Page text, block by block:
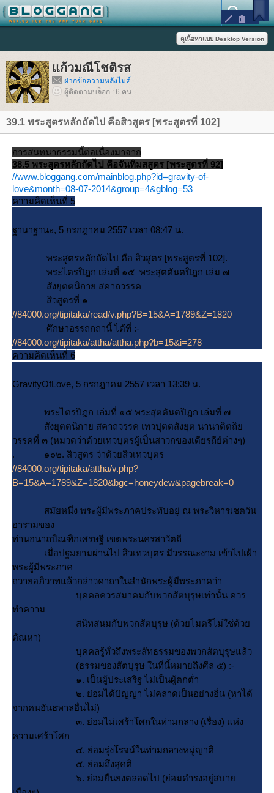
ก้วมณีโชติรส
ฝากข้อความหลังไมค์
ผู้ติดตามบล็อก : 6 คน
39.1 พระสูตรหลักถัดไป คือสิวสูตร [พระสูตรที่ 102]
การสนทนาธรรมนี้ต่อเนื่องมาจาก
38.5 พระสูตรหลักถัดไป คือจันทิมสสูตร [พระสูตรที่ 92]
//www.bloggang.com/mainblog.php?id=gravity-of-
love&month=08-07-2014&group=4&gblog=53
ความคิดเห็นที่ 5
ฐานาฐานะ, 5 กรกฎาคม 2557 เวลา 08:47 น.
พระสูตรหลักถัดไป คือ สิวสูตร [พระสูตรที่ 102].
พระไตรปิฎก เล่มที่ ๑๕ พระสุตตันตปิฎก เล่ม ๗
สังยุตตนิกาย สคาถวรรค
สิวสูตรที่ ๑
//84000.org/tipitaka/read/v.php?B=15&A=1789&Z=1820
ศึกษาอรรถกถานี้ ได้ที่ :-
//84000.org/tipitaka/attha/attha.php?b=15&i=278
ความคิดเห็นที่ 6
GravityOfLove, 5 กรกฎาคม 2557 เวลา 13:39 น.
พระไตรปิฎก เล่มที่ ๑๕ พระสุตตันตปิฎก เล่มที่ ๗
สังยุตตนิกาย สคาถวรรค เทวปุตตสังยุต นานาติตถิ
วรรคที่ ๓ (หมวดว่าด้วยเทวบุตรผู้เป็นสาวกของเดียรถีย์ต่างๆ)
. ๑๐๒. สิวสูตร ว่าด้วยสิวเทวบุตร
//84000.org/tipitaka/attha/v.php?
B=15&A=1789&Z=1820&bgc=honeydew&pagebreak=0
สมัยหนึ่ง พระผู้มีพระภาคประทับอยู่ ณ พระวิหารเชตวัน
อารามของ
ท่านอนาถบิณฑิกเศรษฐี เขตพระนครสาวัตถี
เมื่อปฐมยามผ่านไป สิวเทวบุตร มีวรรณะงาม เข้าไปเฝ้า
พระผู้มีพระภาค
ถวายอภิวาทแล้วกล่าวคาถาในสำนักพระผู้มีพระภาคว่า
บุคคลควรสมาคมกับพวกสัตบุรุษเท่านั้น ควร
ทำความ
สนิทสนมกับพวกสัตบุรุษ (ด้วยไมตรีไม่ใช่ด้ว
ตัณหา)
บุคคลรู้ทั่วถึงพระสัทธรรมของพวกสัตบุรุษแล้ว
(ธรรมของสัตบุรุษ ในที่นี้หมายถึงศีล ๕) :-
๑. เป็นผู้ประเสริฐ ไม่เป็นผู้ตกต่ำ
๒. ย่อมได้ปัญญา ไม่คลาดเป็นอย่างอื่น (หาได้
จากคนอันธพาลอื่นไม่)
๓. ย่อมไม่เศร้าโศกในท่ามกลาง (เรื่อง) แห่ง
ความเศร้าโศก
๔. ย่อมรุ่งโรจน์ในท่ามกลางหมู่ญาติ
๕. ย่อมถึงสุคติ
๖. ย่อมยืนยงตลอดไป (ย่อมดำรงอยู่สบา